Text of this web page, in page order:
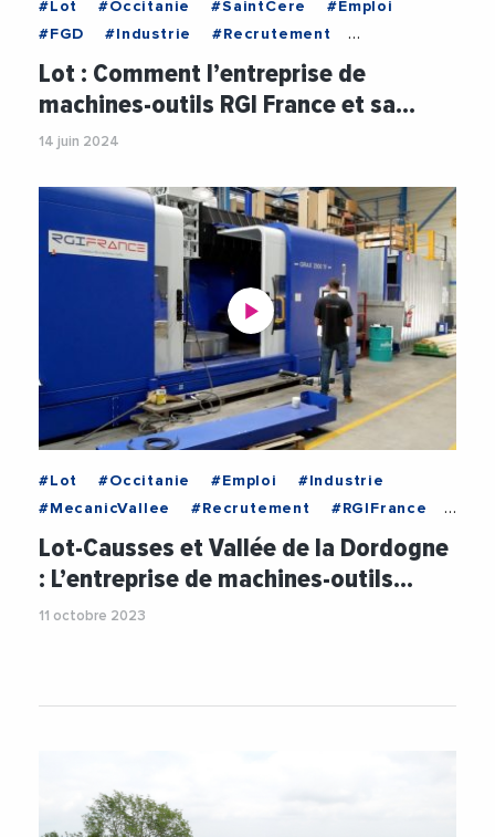
#Lot #Occitanie #SaintCere
#Emploi
#FGD
#Industrie
#Recrutement
#RGIFrance
#Videos #VieDesEntreprises
Lot : Comment l’entreprise de
machines-outils RGI France et sa…
14 juin 2024
#Lot #Occitanie #Emploi
#Industrie
#MecanicVallee
#Recrutement
#RGIFrance
#Videos
#VieDesEntreprises
Lot-Causses et Vallée de la Dordogne
: L’entreprise de machines-outils…
11 octobre 2023